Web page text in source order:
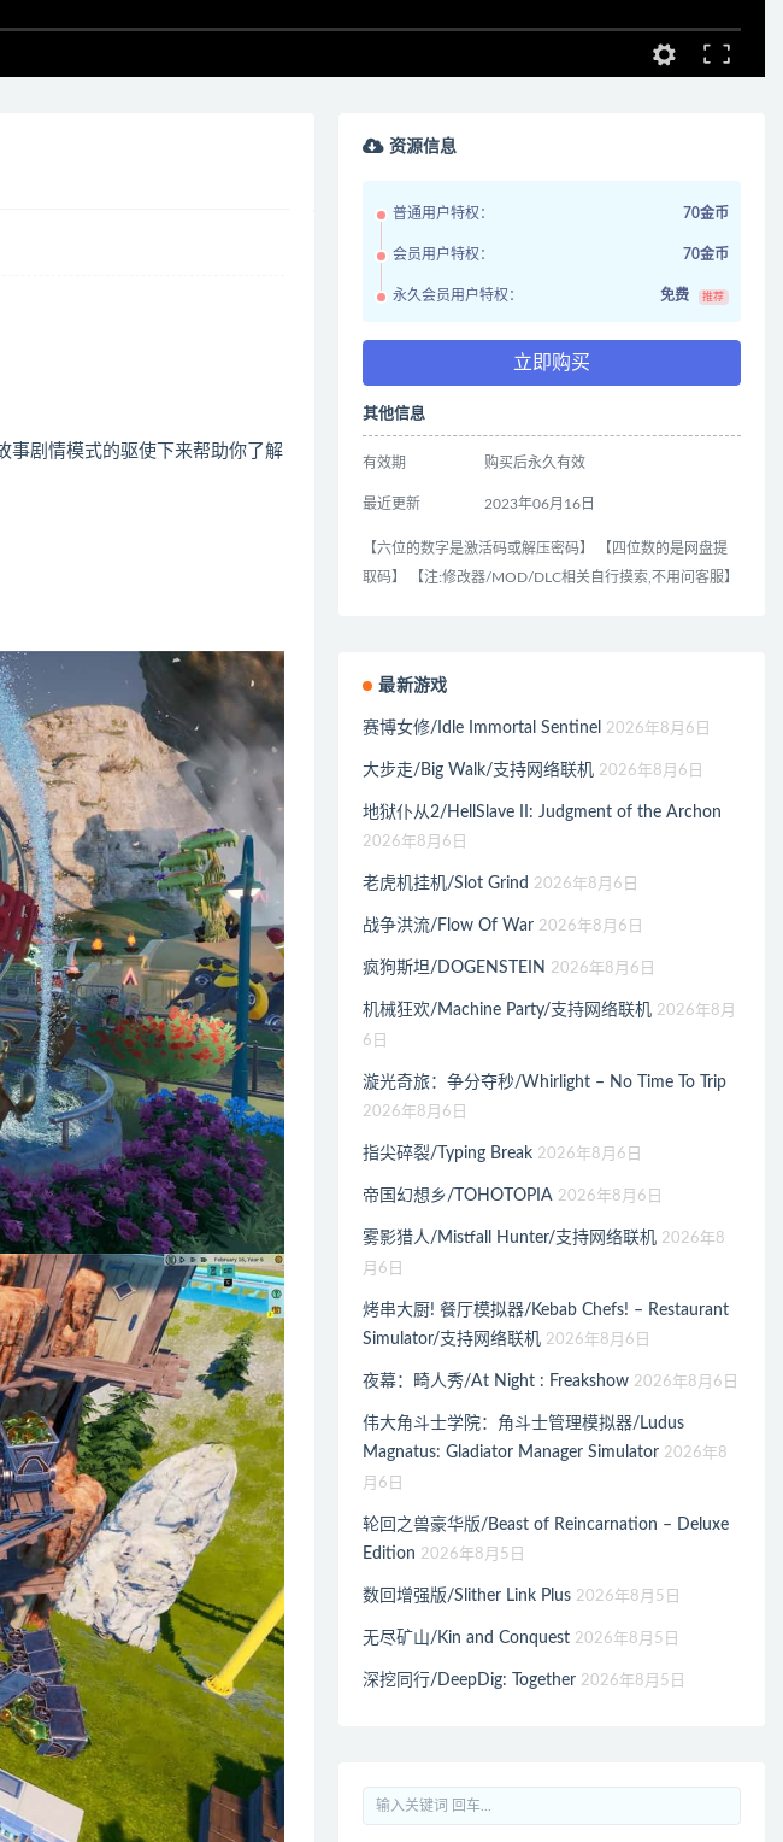
事剧情模式的驱使下来帮助你了解
资源信息
普通用户特权： 70金币
会员用户特权： 70金币
永久会员用户特权： 免费 推荐
立即购买
其他信息
有效期 购买后永久有效
最近更新 2023年06月16日
【六位的数字是激活码或解压密码】 【四位数的是网盘提
取码】 【注:修改器/MOD/DLC相关自行摸索,不用问客服】
最新游戏
赛博女修/Idle Immortal Sentinel 2026年8月6日
大步走/Big Walk/支持网络联机 2026年8月6日
地狱仆从2/HellSlave II: Judgment of the Archon
2026年8月6日
老虎机挂机/Slot Grind 2026年8月6日
战争洪流/Flow Of War 2026年8月6日
疯狗斯坦/DOGENSTEIN 2026年8月6日
机械狂欢/Machine Party/支持网络联机 2026年8月
6日
漩光奇旅：争分夺秒/Whirlight – No Time To Trip
2026年8月6日
指尖碎裂/Typing Break 2026年8月6日
帝国幻想乡/TOHOTOPIA 2026年8月6日
雾影猎人/Mistfall Hunter/支持网络联机 2026年8
月6日
烤串大厨! 餐厅模拟器/Kebab Chefs! – Restaurant
Simulator/支持网络联机 2026年8月6日
夜幕：畸人秀/At Night : Freakshow 2026年8月6日
伟大角斗士学院：角斗士管理模拟器/Ludus
Magnatus: Gladiator Manager Simulator 2026年8
月6日
轮回之兽豪华版/Beast of Reincarnation – Deluxe
Edition 2026年8月5日
数回增强版/Slither Link Plus 2026年8月5日
无尽矿山/Kin and Conquest 2026年8月5日
深挖同行/DeepDig: Together 2026年8月5日